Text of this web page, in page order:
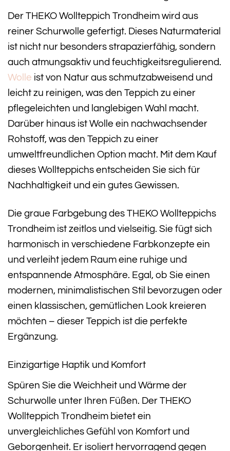
Der THEKO Wollteppich Trondheim wird aus
reiner Schurwolle gefertigt. Dieses Naturmaterial
ist nicht nur besonders strapazierfähig, sondern
auch atmungsaktiv und feuchtigkeitsregulierend.
Wolle ist von Natur aus schmutzabweisend und
leicht zu reinigen, was den Teppich zu einer
pflegeleichten und langlebigen Wahl macht.
Darüber hinaus ist Wolle ein nachwachsender
Rohstoff, was den Teppich zu einer
umweltfreundlichen Option macht. Mit dem Kauf
dieses Wollteppichs entscheiden Sie sich für
Nachhaltigkeit und ein gutes Gewissen.
Die graue Farbgebung des THEKO Wollteppichs
Trondheim ist zeitlos und vielseitig. Sie fügt sich
harmonisch in verschiedene Farbkonzepte ein
und verleiht jedem Raum eine ruhige und
entspannende Atmosphäre. Egal, ob Sie einen
modernen, minimalistischen Stil bevorzugen oder
einen klassischen, gemütlichen Look kreieren
möchten – dieser Teppich ist die perfekte
Ergänzung.
Einzigartige Haptik und Komfort
Spüren Sie die Weichheit und Wärme der
Schurwolle unter Ihren Füßen. Der THEKO
Wollteppich Trondheim bietet ein
unvergleichliches Gefühl von Komfort und
Geborgenheit. Er isoliert hervorragend gegen